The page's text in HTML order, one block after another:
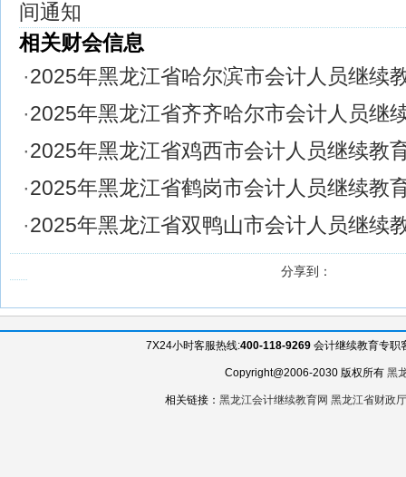
间通知
相关财会信息
·2025年黑龙江省哈尔滨市会计人员继续
·2025年黑龙江省齐齐哈尔市会计人员继
·2025年黑龙江省鸡西市会计人员继续教
·2025年黑龙江省鹤岗市会计人员继续教
·2025年黑龙江省双鸭山市会计人员继续
分享到：
7X24小时客服热线:400-118-9269 会计继续教育专职
Copyright@2006-2030 版权所有黑
相关链接： 黑龙江会计继续教育网 黑龙江省财政